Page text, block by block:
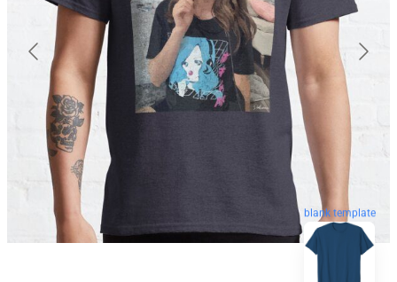
blank template